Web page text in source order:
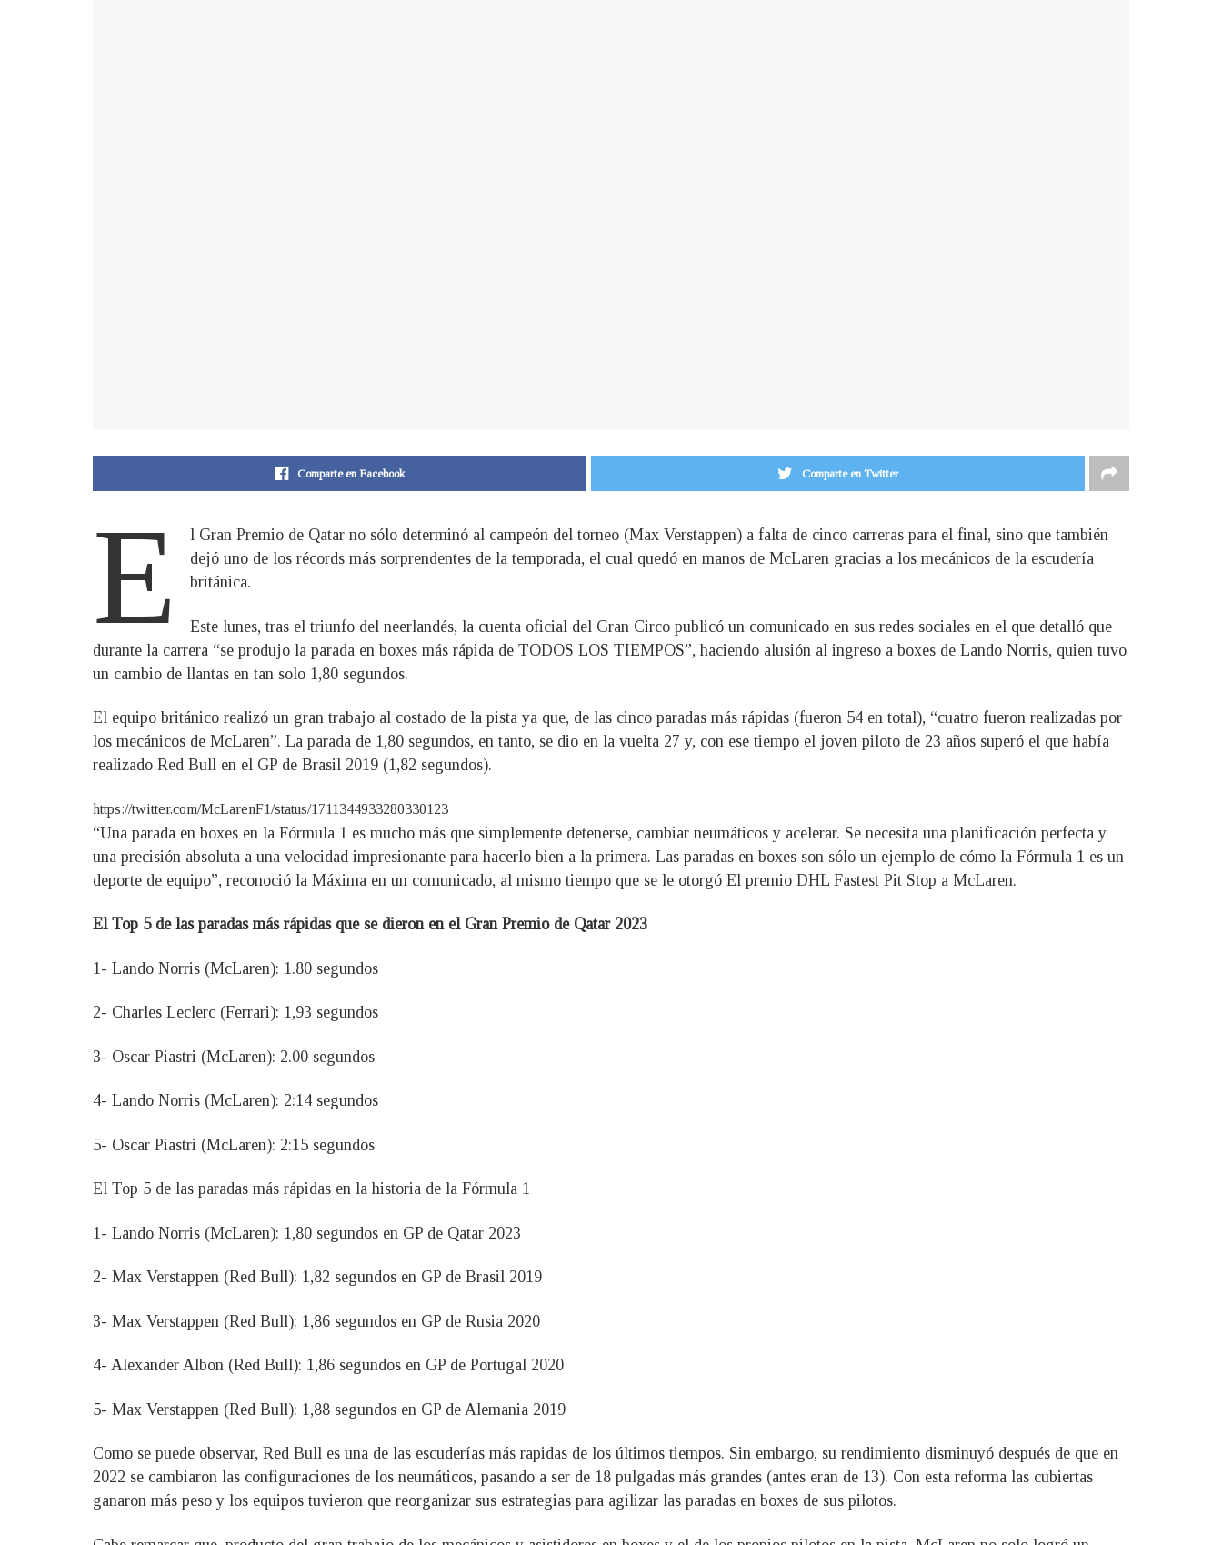
Comparte en Facebook Comparte en Twitter
E
l Gran Premio de Qatar no sólo determinó al campeón del torneo (Max Verstappen) a falta de cinco carreras para el final, sino que también
dejó uno de los récords más sorprendentes de la temporada, el cual quedó en manos de McLaren gracias a los mecánicos de la escudería
británica.
Este lunes, tras el triunfo del neerlandés, la cuenta oficial del Gran Circo publicó un comunicado en sus redes sociales en el que detalló que
durante la carrera “se produjo la parada en boxes más rápida de TODOS LOS TIEMPOS”, haciendo alusión al ingreso a boxes de Lando Norris, quien tuvo
un cambio de llantas en tan solo 1,80 segundos.
El equipo británico realizó un gran trabajo al costado de la pista ya que, de las cinco paradas más rápidas (fueron 54 en total), “cuatro fueron realizadas por
los mecánicos de McLaren”. La parada de 1,80 segundos, en tanto, se dio en la vuelta 27 y, con ese tiempo el joven piloto de 23 años superó el que había
realizado Red Bull en el GP de Brasil 2019 (1,82 segundos).
https://twitter.com/McLarenF1/status/1711344933280330123
“Una parada en boxes en la Fórmula 1 es mucho más que simplemente detenerse, cambiar neumáticos y acelerar. Se necesita una planificación perfecta y
una precisión absoluta a una velocidad impresionante para hacerlo bien a la primera. Las paradas en boxes son sólo un ejemplo de cómo la Fórmula 1 es un
deporte de equipo”, reconoció la Máxima en un comunicado, al mismo tiempo que se le otorgó El premio DHL Fastest Pit Stop a McLaren.
El Top 5 de las paradas más rápidas que se dieron en el Gran Premio de Qatar 2023
1- Lando Norris (McLaren): 1.80 segundos
2- Charles Leclerc (Ferrari): 1,93 segundos
3- Oscar Piastri (McLaren): 2.00 segundos
4- Lando Norris (McLaren): 2:14 segundos
5- Oscar Piastri (McLaren): 2:15 segundos
El Top 5 de las paradas más rápidas en la historia de la Fórmula 1
1- Lando Norris (McLaren): 1,80 segundos en GP de Qatar 2023
2- Max Verstappen (Red Bull): 1,82 segundos en GP de Brasil 2019
3- Max Verstappen (Red Bull): 1,86 segundos en GP de Rusia 2020
4- Alexander Albon (Red Bull): 1,86 segundos en GP de Portugal 2020
5- Max Verstappen (Red Bull): 1,88 segundos en GP de Alemania 2019
Como se puede observar, Red Bull es una de las escuderías más rapidas de los últimos tiempos. Sin embargo, su rendimiento disminuyó después de que en
2022 se cambiaron las configuraciones de los neumáticos, pasando a ser de 18 pulgadas más grandes (antes eran de 13). Con esta reforma las cubiertas
ganaron más peso y los equipos tuvieron que reorganizar sus estrategias para agilizar las paradas en boxes de sus pilotos.